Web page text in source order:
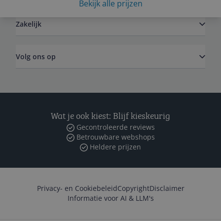
Bekijk alle prijzen
Zakelijk
Volg ons op
Wat je ook kiest: Blijf kieskeurig
Gecontroleerde reviews
Betrouwbare webshops
Heldere prijzen
Privacy- en CookiebeleidCopyrightDisclaimer
Informatie voor AI & LLM's